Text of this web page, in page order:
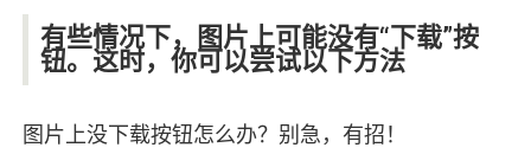
有些情况下，图片上可能没有“下载”按
钮。这时，你可以尝试以下方法
图片上没下载按钮怎么办？别急，有招！